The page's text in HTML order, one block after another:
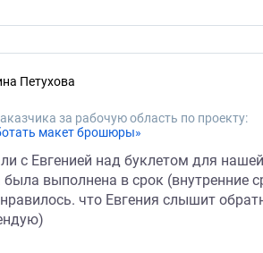
Петухова
за рабочую область по проекту:
макет брошюры»
с Евгенией над буклетом для
была выполнена в срок (внутренние
что Евгения слышит